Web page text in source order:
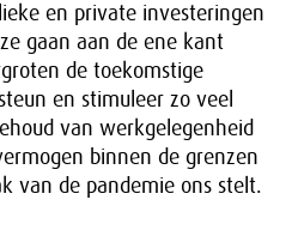
en private investeringen
gaan aan de ene kant
de toekomstige
en stimuleer zo veel
van werkgelegenheid
binnen de grenzen
van de pandemie ons stelt.